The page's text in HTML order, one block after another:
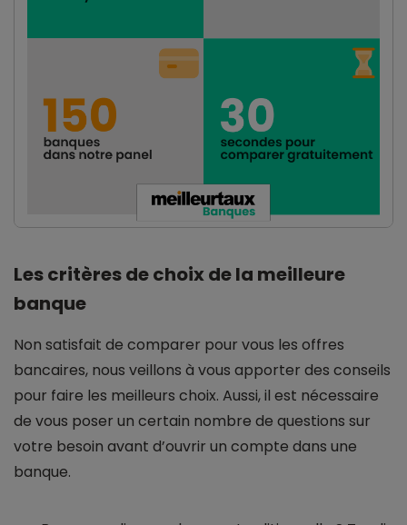
Les critères de choix de la meilleure
banque
Non satisfait de comparer pour vous les offres
bancaires, nous veillons à vous apporter des conseils
pour faire les meilleurs choix. Aussi, il est nécessaire
de vous poser un certain nombre de questions sur
votre besoin avant d’ouvrir un compte dans une
banque.